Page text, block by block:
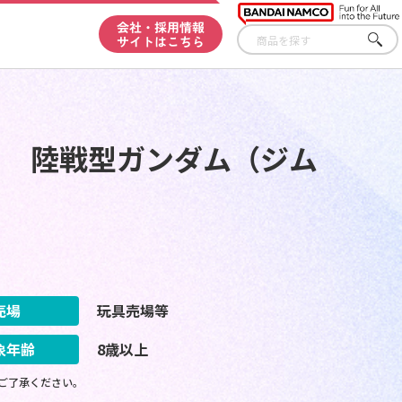
会社・採用情報
サイトはこちら
さが
す
陸戦型ガンダム（ジム
場
玩具売場等
年齢
8歳以上
承ください。